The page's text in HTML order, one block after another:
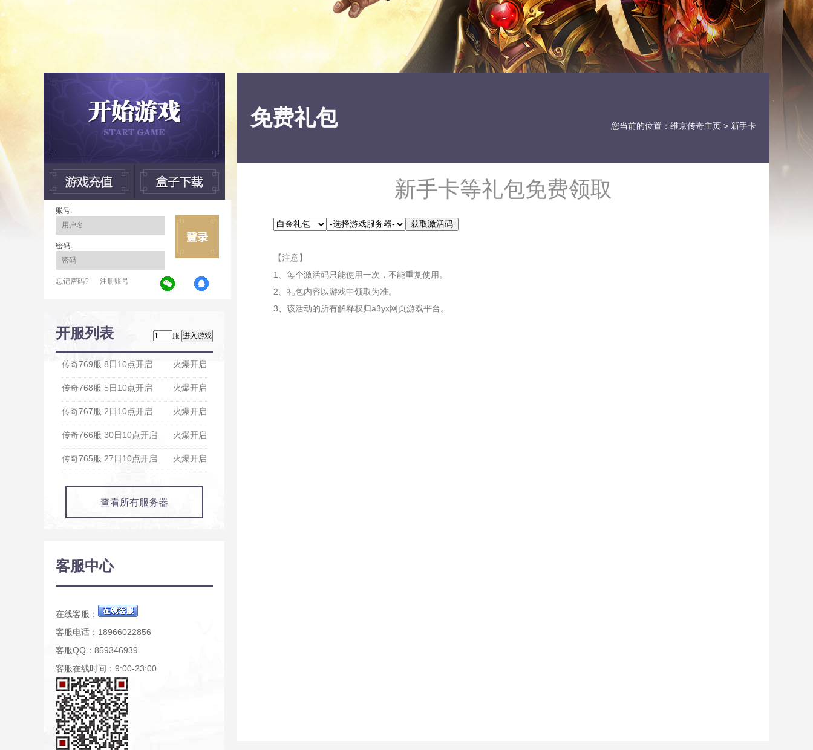
账号:
密码:
忘记密码? 注册账号
开服列表 服
火爆开启
传奇769服 8日10点开启
火爆开启
传奇768服 5日10点开启
火爆开启
传奇767服 2日10点开启
火爆开启
传奇766服 30日10点开启
火爆开启
传奇765服 27日10点开启
查看所有服务器
客服中心
在线客服：
客服电话：18966022856
客服QQ：859346939
客服在线时间：9:00-23:00
免费礼包 您当前的位置： 维京传奇主页 > 新手卡
新手卡等礼包免费领取
【注意】
1、每个激活码只能使用一次，不能重复使用。
2、礼包内容以游戏中领取为准。
3、该活动的所有解释权归a3yx网页游戏平台。